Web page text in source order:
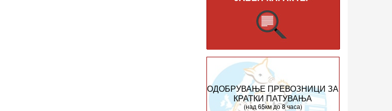
ОДОБРУВАЊЕ ПРЕВОЗНИЦИ ЗА
КРАТКИ ПАТУВАЊА
(над 65км до 8 часа)